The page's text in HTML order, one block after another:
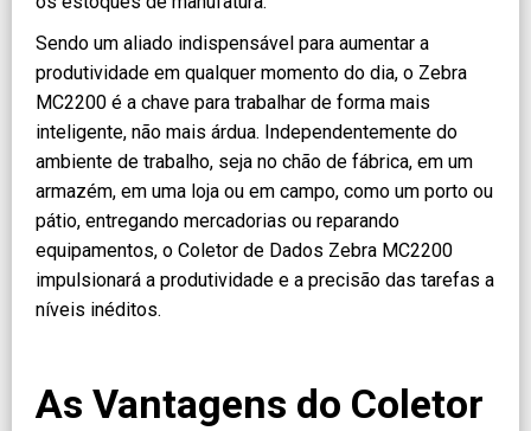
Sendo um aliado indispensável para aumentar a
produtividade em qualquer momento do dia, o Zebra
MC2200 é a chave para trabalhar de forma mais
inteligente, não mais árdua. Independentemente do
ambiente de trabalho, seja no chão de fábrica, em um
armazém, em uma loja ou em campo, como um porto ou
pátio, entregando mercadorias ou reparando
equipamentos, o Coletor de Dados Zebra MC2200
impulsionará a produtividade e a precisão das tarefas a
níveis inéditos.
As Vantagens do Coletor